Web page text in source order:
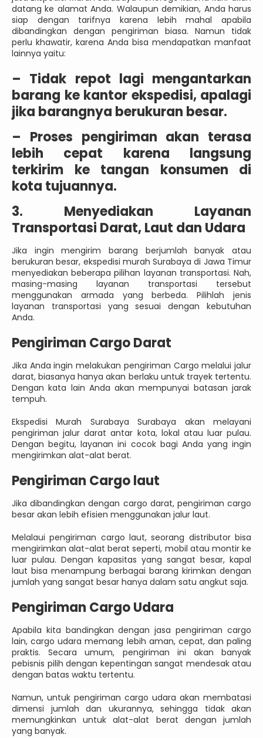
datang ke alamat Anda. Walaupun demikian, Anda harus
siap dengan tarifnya karena lebih mahal apabila
dibandingkan dengan pengiriman biasa. Namun tidak
perlu khawatir, karena Anda bisa mendapatkan manfaat
lainnya yaitu:
– Tidak repot lagi mengantarkan
barang ke kantor ekspedisi, apalagi
jika barangnya berukuran besar.
– Proses pengiriman akan terasa
lebih cepat karena langsung
terkirim ke tangan konsumen di
kota tujuannya.
3. Menyediakan Layanan
Transportasi Darat, Laut dan Udara
Jika ingin mengirim barang berjumlah banyak atau
berukuran besar, ekspedisi murah Surabaya di Jawa Timur
menyediakan beberapa pilihan layanan transportasi. Nah,
masing-masing layanan transportasi tersebut
menggunakan armada yang berbeda. Pilihlah jenis
layanan transportasi yang sesuai dengan kebutuhan
Anda.
Pengiriman Cargo Darat
Jika Anda ingin melakukan pengiriman Cargo melalui jalur
darat, biasanya hanya akan berlaku untuk trayek tertentu.
Dengan kata lain Anda akan mempunyai batasan jarak
tempuh.
Ekspedisi Murah Surabaya Surabaya akan melayani
pengiriman jalur darat antar kota, lokal atau luar pulau.
Dengan begitu, layanan ini cocok bagi Anda yang ingin
mengirimkan alat-alat berat.
Pengiriman Cargo laut
Jika dibandingkan dengan cargo darat, pengiriman cargo
besar akan lebih efisien menggunakan jalur laut.
Melalaui pengiriman cargo laut, seorang distributor bisa
mengirimkan alat-alat berat seperti, mobil atau montir ke
luar pulau. Dengan kapasitas yang sangat besar, kapal
laut bisa menampung berbagai barang kirimkan dengan
jumlah yang sangat besar hanya dalam satu angkut saja.
Pengiriman Cargo Udara
Apabila kita bandingkan dengan jasa pengiriman cargo
lain, cargo udara memang lebih aman, cepat, dan paling
praktis. Secara umum, pengiriman ini akan banyak
pebisnis pilih dengan kepentingan sangat mendesak atau
dengan batas waktu tertentu.
Namun, untuk pengiriman cargo udara akan membatasi
dimensi jumlah dan ukurannya, sehingga tidak akan
memungkinkan untuk alat-alat berat dengan jumlah
yang banyak.